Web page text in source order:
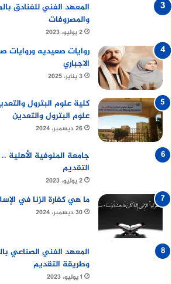
المعهد الفني للفنادق
والمصروفات
2 يوليو، 2023
روايات صعيديه وروايات
الاجباري
3 يناير، 2025
كلية علوم البترول
علوم البترول والتعدين
26 ديسمبر، 2024
جامعة المنوفية الأهلية
التقديم
2 يوليو، 2023
ما هي كفارة الزنا في
30 ديسمبر، 2024
المعهد الفني الصناعي
وطريقة التقديم
1 يوليو، 2023